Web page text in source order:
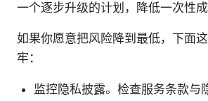
一个逐步升级的计划，降低一次性成
如果你愿意把风险降到最低，下面
牢：
监控隐私披露。检查服务条款与